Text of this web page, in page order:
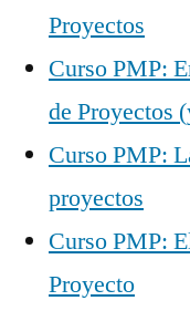
Proyectos
Curso PMP:
de Proyectos
Curso PMP:
proyectos
Curso PMP:
Proyecto